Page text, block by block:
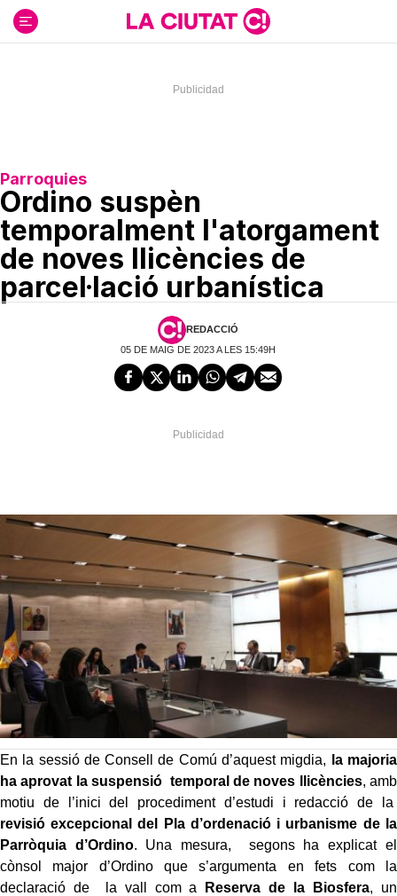
contenido
Parroquies
Ordino suspèn
temporalment l'atorgament
de noves llicències de
parcel·lació urbanística
REDACCIÓ
05 DE MAIG DE 2023 A LES 15:49H
En la sessió de Consell de Comú d’aquest migdia,
la majoria
ha aprovat la suspensió temporal de noves llicències, amb
motiu de l’inici del procediment d’estudi i redacció de la
revisió excepcional del Pla d’ordenació i urbanisme de la
Parròquia d’Ordino. Una mesura, segons ha explicat el
cònsol major d’Ordino que s’argumenta en fets com la
declaració de la vall com a Reserva de la Biosfera, un